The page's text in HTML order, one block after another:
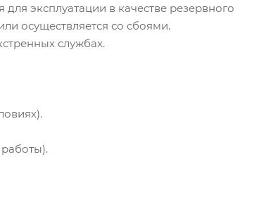
эксплуатации в качестве резервного
осуществляется со сбоями.
службах.